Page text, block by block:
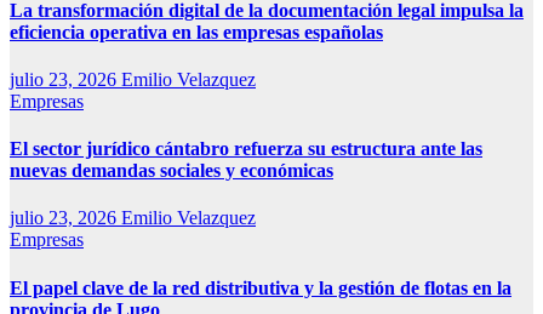
La transformación digital de la documentación legal impulsa la
eficiencia operativa en las empresas españolas
julio 23, 2026 Emilio Velazquez
Empresas
El sector jurídico cántabro refuerza su estructura ante las
nuevas demandas sociales y económicas
julio 23, 2026 Emilio Velazquez
Empresas
El papel clave de la red distributiva y la gestión de flotas en la
provincia de Lugo